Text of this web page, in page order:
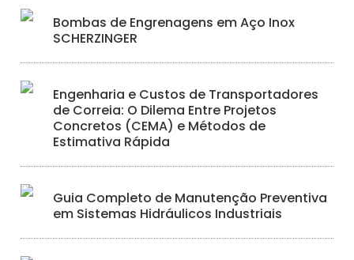
Bombas de Engrenagens em Aço Inox
SCHERZINGER
Engenharia e Custos de Transportadores
de Correia: O Dilema Entre Projetos
Concretos (CEMA) e Métodos de
Estimativa Rápida
Guia Completo de Manutenção Preventiva
em Sistemas Hidráulicos Industriais